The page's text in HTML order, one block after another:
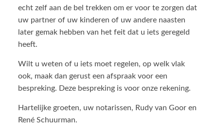
echt zelf aan de bel trekken om er voor te zorgen dat
uw partner of uw kinderen of uw andere naasten
later gemak hebben van het feit dat u iets geregeld
heeft.
Wilt u weten of u iets moet regelen, op welk vlak
ook, maak dan gerust een afspraak voor een
bespreking. Deze bespreking is voor onze rekening.
Hartelijke groeten, uw notarissen, Rudy van Goor en
René Schuurman.